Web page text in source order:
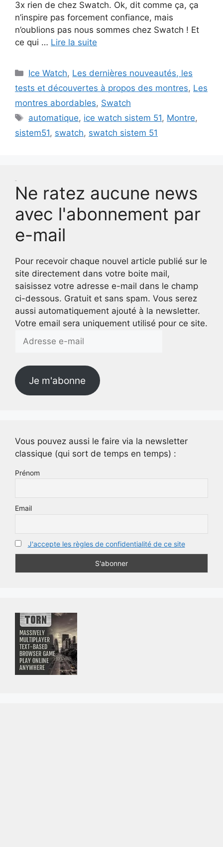
3x rien de chez Swatch. Ok, dit comme ça, ça
n’inspire pas forcement confiance, mais
n’oublions pas nous sommes chez Swatch ! Et
ce qui … Lire la suite
Catégories
Ice Watch, Les dernières nouveautés, les
tests et découvertes à propos des montres, Les
montres abordables, Swatch
Étiquettes
automatique, ice watch sistem 51, Montre,
sistem51, swatch, swatch sistem 51
Ne ratez aucune news
avec l'abonnement par
e-mail
Pour recevoir chaque nouvel article publié sur le
site directement dans votre boite mail,
saisissez votre adresse e-mail dans le champ
ci-dessous. Gratuit et sans spam. Vous serez
aussi automatiquement ajouté à la newsletter.
Votre email sera uniquement utilisé pour ce site.
e-
Je m'abonne
Vous pouvez aussi le faire via la newsletter
classique (qui sort de temps en temps) :
Prénom
Email
J'accepte les règles de confidentialité de ce site